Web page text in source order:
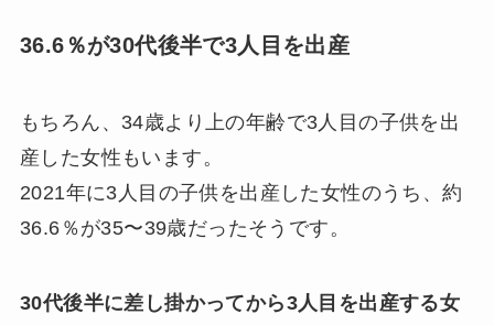
36.6％が30代後半で3人目を出産
もちろん、34歳より上の年齢で3人目の子供を出
産した女性もいます。
2021年に3人目の子供を出産した女性のうち、約
36.6％が35〜39歳だったそうです。
30代後半に差し掛かってから3人目を出産する女